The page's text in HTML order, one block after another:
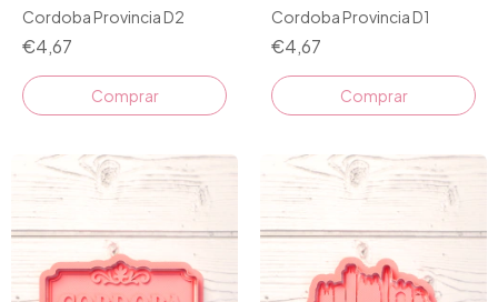
Cordoba Provincia D2
€4,67
Comprar
Cordoba Provincia D1
€4,67
Comprar